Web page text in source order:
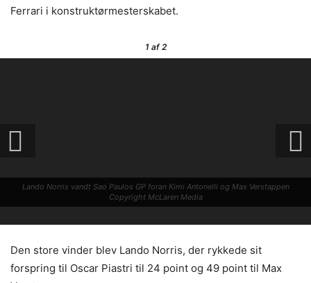
Ferrari i konstruktørmesterskabet.
1af 2
Lando Norris vandt Sao Paulos GP foran Kimi Antonelli og Max Verstappen
Copyright McLaren Media
Den store vinder blev Lando Norris, der rykkede sit
forspring til Oscar Piastri til 24 point og 49 point til Max